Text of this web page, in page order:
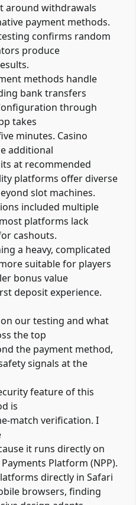
around withdrawals
payment methods.
confirms random
produce
methods handle
bank transfers
through
takes
minutes. Casino
additional
at recommended
platforms offer diverse
slot machines.
included multiple
platforms lack
cashouts.
a heavy, complicated
suitable for players
bonus value
deposit experience.
our testing and what
the top
the payment method,
signals at the
feature of this
is
match verification. I
it runs directly on
Platform (NPP).
directly in Safari
browsers, finding